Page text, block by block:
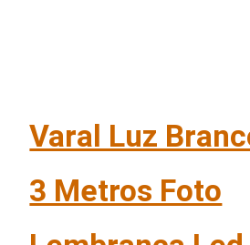
Varal Luz
3 Metros Foto